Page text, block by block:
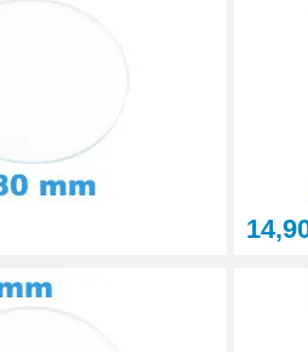
pour Changer un Verre de
€